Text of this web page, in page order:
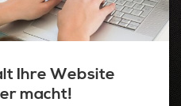
Ihre Website
macht!